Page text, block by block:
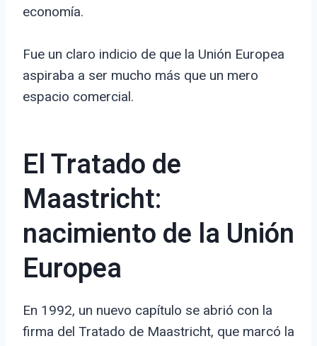
economía.
Fue un claro indicio de que la Unión Europea
aspiraba a ser mucho más que un mero
espacio comercial.
El Tratado de
Maastricht:
nacimiento de la Unión
Europea
En 1992, un nuevo capítulo se abrió con la
firma del Tratado de Maastricht, que marcó la